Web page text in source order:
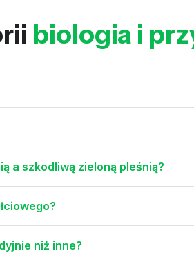
biologia i
a szkodliwą zieloną pleśnią?
niż inne?